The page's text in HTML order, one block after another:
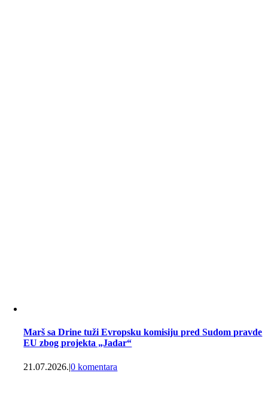
Marš sa Drine tuži Evropsku komisiju pred Sudom pravde
EU zbog projekta „Jadar“
21.07.2026.|0 komentara